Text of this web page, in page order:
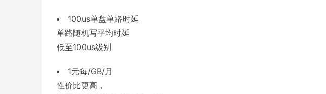
100us单盘单路时延
单路随机写平均时延
低至100us级别
1元每/GB/月
性价比更高，